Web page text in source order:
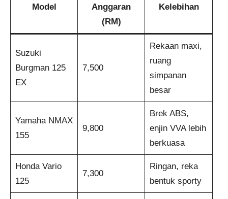
Model
Anggaran
(RM)
Kelebihan
Suzuki
Burgman 125
EX
7,500
Rekaan maxi,
ruang
simpanan
besar
Yamaha NMAX
155
9,800
Brek ABS,
enjin VVA lebih
berkuasa
Honda Vario
125
7,300
Ringan, reka
bentuk sporty